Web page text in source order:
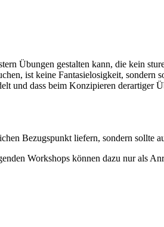
Übungen gestalten kann, die kein
ist keine Fan­tasielosigkeit,
und dass beim Konzipieren derartiger
Be­zugspunkt liefern, sondern sollte
Workshops können dazu nur als